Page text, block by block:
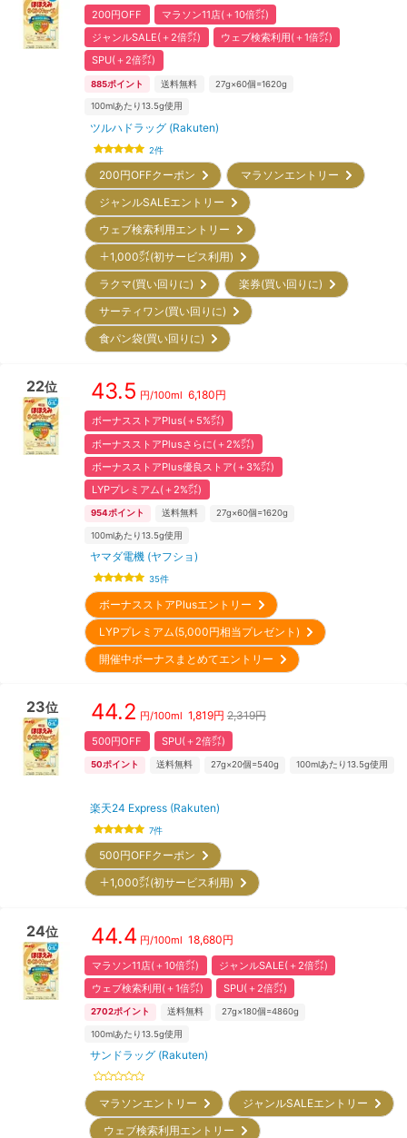
200円OFF
マラソン11店(＋10倍㌽)
ジャンルSALE(＋2倍㌽)
ウェブ検索利用(＋1倍㌽)
SPU(＋2倍㌽)
885ポイント 送料無料 27g×60個=1620g
100mlあたり13.5g使用
ツルハドラッグ (Rakuten)
2件
200円OFFクーポン
マラソンエントリー
ジャンルSALEエントリー
ウェブ検索利用エントリー
＋1,000㌽(初サービス利用)
ラクマ(買い回りに)
楽券(買い回りに)
サーティワン(買い回りに)
食パン袋(買い回りに)
22位 43.5 円/100ml 6,180円
ボーナスストアPlus(＋5%㌽)
ボーナスストアPlusさらに(＋2%㌽)
ボーナスストアPlus優良ストア(＋3%㌽)
LYPプレミアム(＋2%㌽)
954ポイント 送料無料 27g×60個=1620g
100mlあたり13.5g使用
ヤマダ電機 (ヤフショ)
35件
ボーナスストアPlusエントリー
LYPプレミアム(5,000円相当プレゼント)
開催中ボーナスまとめてエントリー
23位 44.2 円/100ml 1,819円 2,319円
500円OFF SPU(＋2倍㌽)
50ポイント 送料無料 27g×20個=540g 100mlあたり13.5g使用
楽天24 Express (Rakuten)
7件
500円OFFクーポン
＋1,000㌽(初サービス利用)
24位 44.4 円/100ml 18,680円
マラソン11店(＋10倍㌽)
ジャンルSALE(＋2倍㌽)
ウェブ検索利用(＋1倍㌽)
SPU(＋2倍㌽)
2702ポイント 送料無料 27g×180個=4860g
100mlあたり13.5g使用
サンドラッグ (Rakuten)
マラソンエントリー
ジャンルSALEエントリー
ウェブ検索利用エントリー